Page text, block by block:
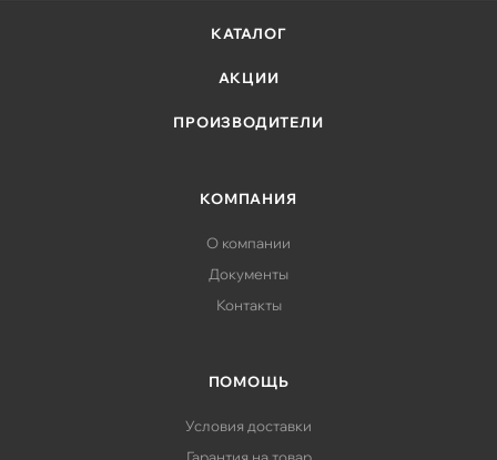
КАТАЛОГ
АКЦИИ
ПРОИЗВОДИТЕЛИ
КОМПАНИЯ
О компании
Документы
Контакты
ПОМОЩЬ
Условия доставки